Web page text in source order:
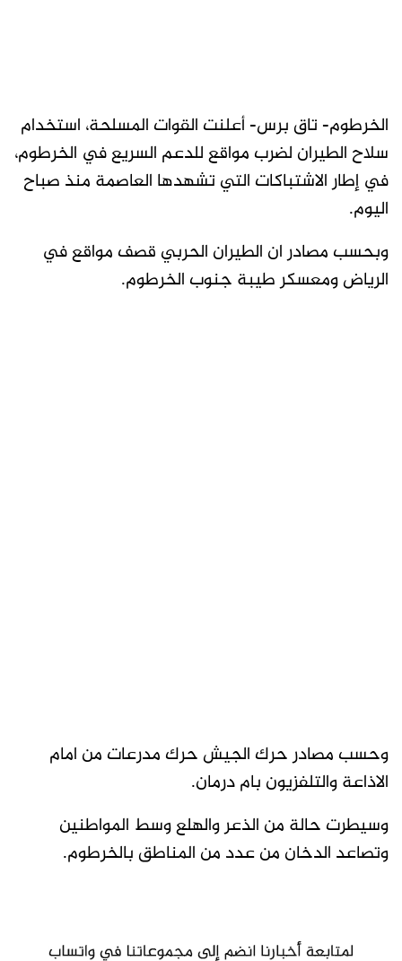
الخرطوم- تاق برس- أعلنت القوات المسلحة، استخدام
سلاح الطيران لضرب مواقع للدعم السريع في الخرطوم،
في إطار الاشتباكات التي تشهدها العاصمة منذ صباح
اليوم.
وبحسب مصادر ان الطيران الحربي قصف مواقع في
الرياض ومعسكر طيبة جنوب الخرطوم.
وحسب مصادر حرك الجيش حرك مدرعات من امام
الاذاعة والتلفزيون بام درمان.
وسيطرت حالة من الذعر والهلع وسط المواطنين
وتصاعد الدخان من عدد من المناطق بالخرطوم.